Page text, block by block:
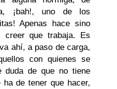
¡bah!, uno de los
Apenas hace sino
creer que trabaja. Es
ahí, a paso de carga,
con quienes se
de que no tiene
ha de tener que hacer,